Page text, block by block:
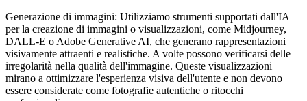
Generazione di immagini: Utilizziamo strumenti supportati dall'IA
per la creazione di immagini o visualizzazioni, come Midjourney,
DALL-E o Adobe Generative AI, che generano rappresentazioni
visivamente attraenti e realistiche. A volte possono verificarsi delle
irregolarità nella qualità dell'immagine. Queste visualizzazioni
mirano a ottimizzare l'esperienza visiva dell'utente e non devono
essere considerate come fotografie autentiche o ritocchi